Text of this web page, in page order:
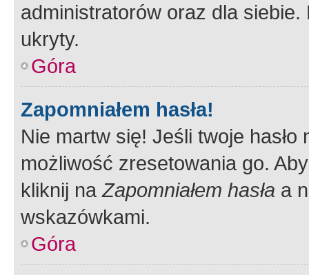
administratorów oraz dla
ukryty.
Góra
Zapomniałem hasła!
Nie martw się! Jeśli twoje
możliwość zresetowania go.
kliknij naZapomniałem hasła a
wskazówkami.
Góra